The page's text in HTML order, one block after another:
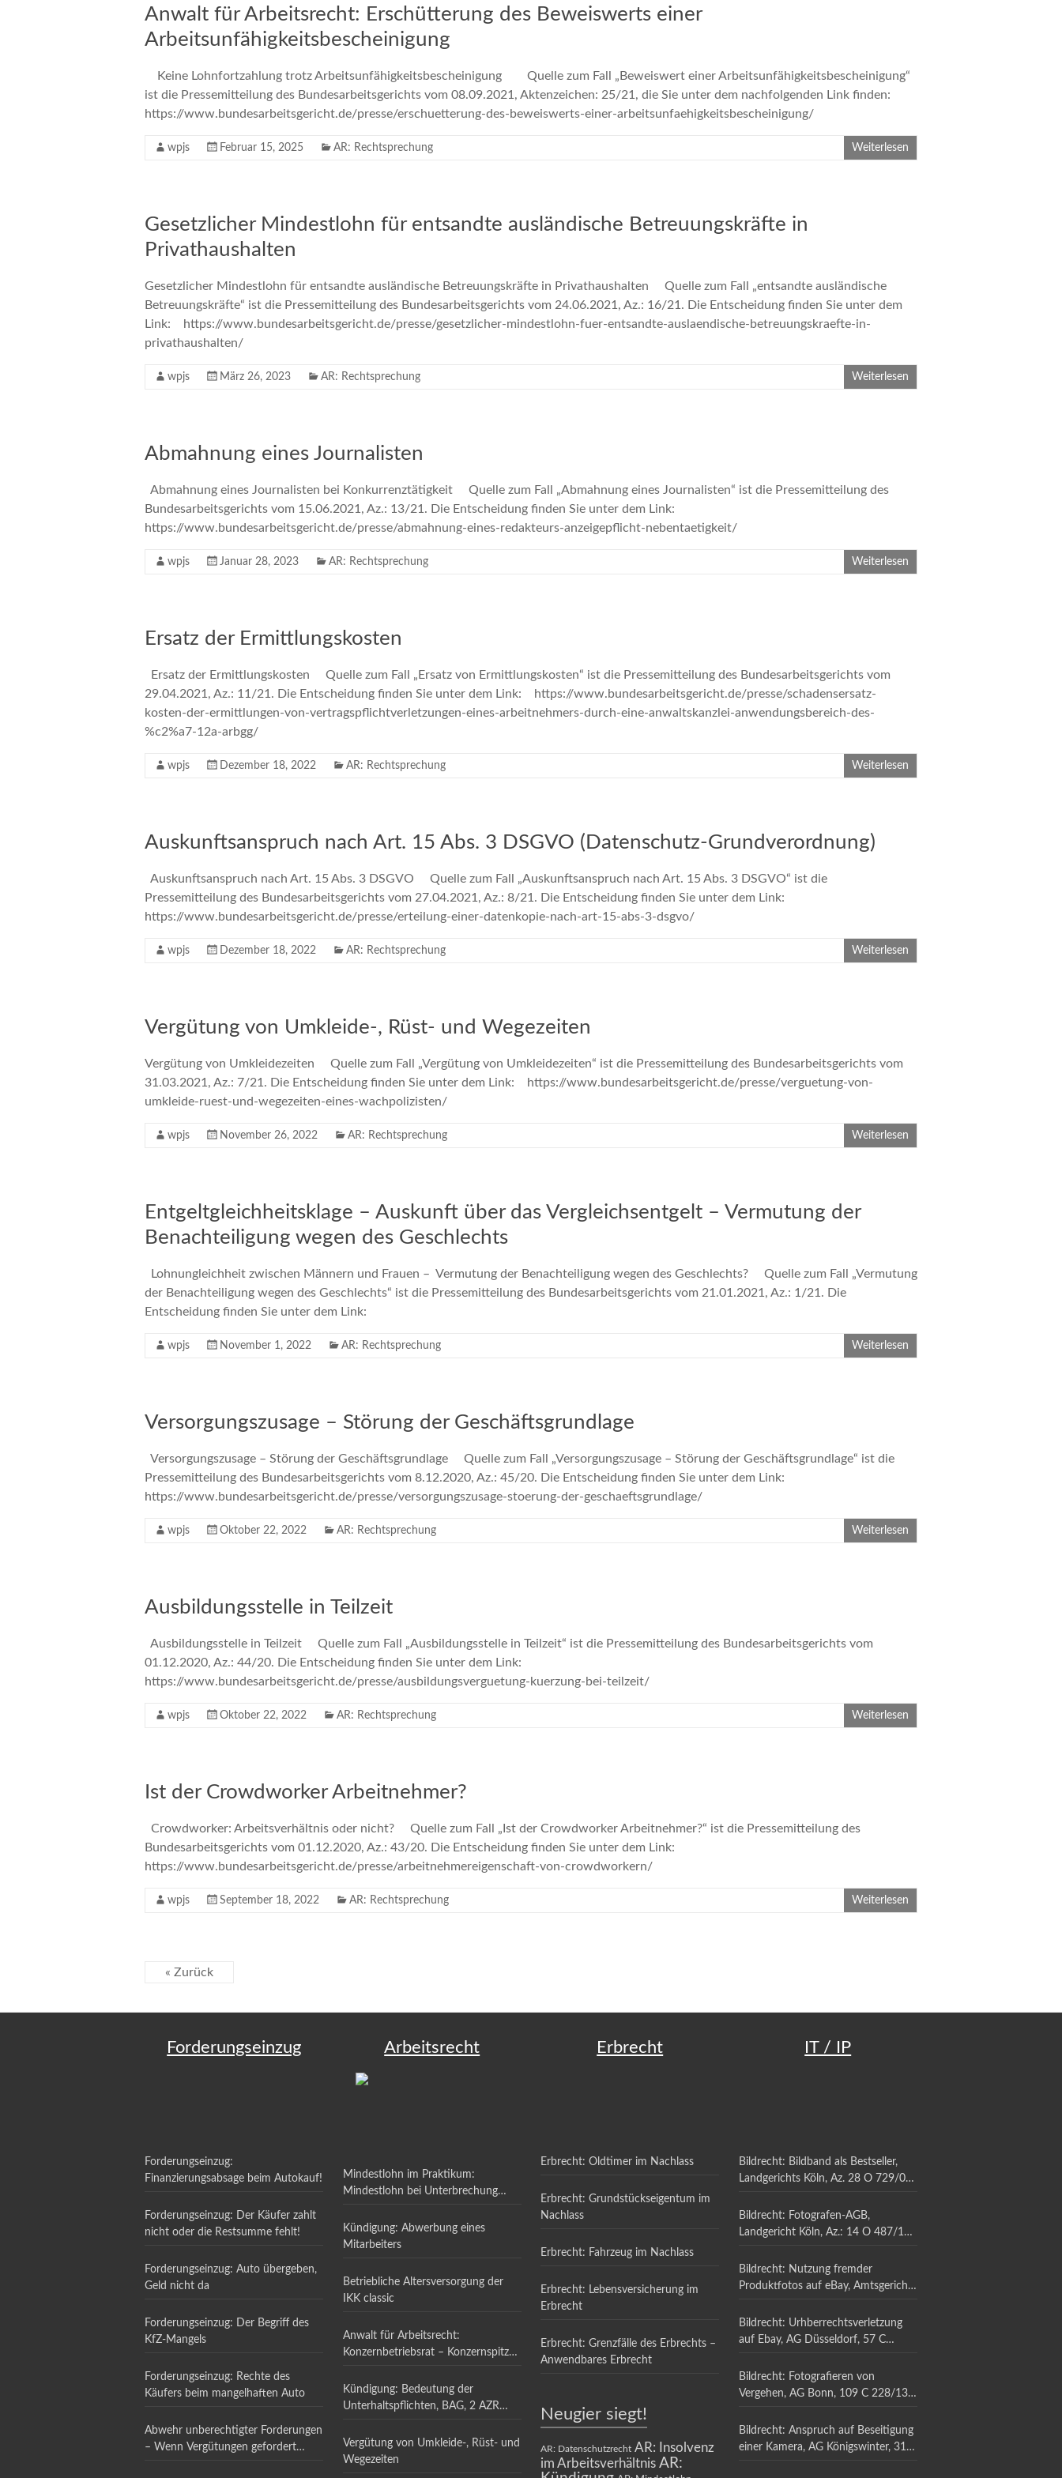
Anwalt für Arbeitsrecht: Erschütterung des Beweiswerts einer
Arbeitsunfähigkeitsbescheinigung
Keine Lohnfortzahlung trotz Arbeitsunfähigkeitsbescheinigung Quelle zum Fall „Beweiswert einer Arbeitsunfähigkeitsbescheinigung“
ist die Pressemitteilung des Bundesarbeitsgerichts vom 08.09.2021, Aktenzeichen: 25/21, die Sie unter dem nachfolgenden Link finden:
https://www.bundesarbeitsgericht.de/presse/erschuetterung-des-beweiswerts-einer-arbeitsunfaehigkeitsbescheinigung/
wpjs Februar 15, 2025 AR: Rechtsprechung Weiterlesen
Gesetzlicher Mindestlohn für entsandte ausländische Betreuungskräfte in
Privathaushalten
Gesetzlicher Mindestlohn für entsandte ausländische Betreuungskräfte in Privathaushalten Quelle zum Fall „entsandte ausländische
Betreuungskräfte“ ist die Pressemitteilung des Bundesarbeitsgerichts vom 24.06.2021, Az.: 16/21. Die Entscheidung finden Sie unter dem
Link: https://www.bundesarbeitsgericht.de/presse/gesetzlicher-mindestlohn-fuer-entsandte-auslaendische-betreuungskraefte-in-
privathaushalten/
wpjs März 26, 2023 AR: Rechtsprechung Weiterlesen
Abmahnung eines Journalisten
Abmahnung eines Journalisten bei Konkurrenztätigkeit Quelle zum Fall „Abmahnung eines Journalisten“ ist die Pressemitteilung des
Bundesarbeitsgerichts vom 15.06.2021, Az.: 13/21. Die Entscheidung finden Sie unter dem Link:
https://www.bundesarbeitsgericht.de/presse/abmahnung-eines-redakteurs-anzeigepflicht-nebentaetigkeit/
wpjs Januar 28, 2023 AR: Rechtsprechung Weiterlesen
Ersatz der Ermittlungskosten
Ersatz der Ermittlungskosten Quelle zum Fall „Ersatz von Ermittlungskosten“ ist die Pressemitteilung des Bundesarbeitsgerichts vom
29.04.2021, Az.: 11/21. Die Entscheidung finden Sie unter dem Link: https://www.bundesarbeitsgericht.de/presse/schadensersatz-
kosten-der-ermittlungen-von-vertragspflichtverletzungen-eines-arbeitnehmers-durch-eine-anwaltskanzlei-anwendungsbereich-des-
%c2%a7-12a-arbgg/
wpjs Dezember 18, 2022 AR: Rechtsprechung Weiterlesen
Auskunftsanspruch nach Art. 15 Abs. 3 DSGVO (Datenschutz-Grundverordnung)
Auskunftsanspruch nach Art. 15 Abs. 3 DSGVO Quelle zum Fall „Auskunftsanspruch nach Art. 15 Abs. 3 DSGVO“ ist die
Pressemitteilung des Bundesarbeitsgerichts vom 27.04.2021, Az.: 8/21. Die Entscheidung finden Sie unter dem Link:
https://www.bundesarbeitsgericht.de/presse/erteilung-einer-datenkopie-nach-art-15-abs-3-dsgvo/
wpjs Dezember 18, 2022 AR: Rechtsprechung Weiterlesen
Vergütung von Umkleide-, Rüst- und Wegezeiten
Vergütung von Umkleidezeiten Quelle zum Fall „Vergütung von Umkleidezeiten“ ist die Pressemitteilung des Bundesarbeitsgerichts vom
31.03.2021, Az.: 7/21. Die Entscheidung finden Sie unter dem Link: https://www.bundesarbeitsgericht.de/presse/verguetung-von-
umkleide-ruest-und-wegezeiten-eines-wachpolizisten/
wpjs November 26, 2022 AR: Rechtsprechung Weiterlesen
Entgeltgleichheitsklage – Auskunft über das Vergleichsentgelt – Vermutung der
Benachteiligung wegen des Geschlechts
Lohnungleichheit zwischen Männern und Frauen – Vermutung der Benachteiligung wegen des Geschlechts? Quelle zum Fall „Vermutung
der Benachteiligung wegen des Geschlechts“ ist die Pressemitteilung des Bundesarbeitsgerichts vom 21.01.2021, Az.: 1/21. Die
Entscheidung finden Sie unter dem Link:
wpjs November 1, 2022 AR: Rechtsprechung Weiterlesen
Versorgungszusage – Störung der Geschäftsgrundlage
Versorgungszusage – Störung der Geschäftsgrundlage Quelle zum Fall „Versorgungszusage – Störung der Geschäftsgrundlage“ ist die
Pressemitteilung des Bundesarbeitsgerichts vom 8.12.2020, Az.: 45/20. Die Entscheidung finden Sie unter dem Link:
https://www.bundesarbeitsgericht.de/presse/versorgungszusage-stoerung-der-geschaeftsgrundlage/
wpjs Oktober 22, 2022 AR: Rechtsprechung Weiterlesen
Ausbildungsstelle in Teilzeit
Ausbildungsstelle in Teilzeit Quelle zum Fall „Ausbildungsstelle in Teilzeit“ ist die Pressemitteilung des Bundesarbeitsgerichts vom
01.12.2020, Az.: 44/20. Die Entscheidung finden Sie unter dem Link:
https://www.bundesarbeitsgericht.de/presse/ausbildungsverguetung-kuerzung-bei-teilzeit/
wpjs Oktober 22, 2022 AR: Rechtsprechung Weiterlesen
Ist der Crowdworker Arbeitnehmer?
Crowdworker: Arbeitsverhältnis oder nicht? Quelle zum Fall „Ist der Crowdworker Arbeitnehmer?“ ist die Pressemitteilung des
Bundesarbeitsgerichts vom 01.12.2020, Az.: 43/20. Die Entscheidung finden Sie unter dem Link:
https://www.bundesarbeitsgericht.de/presse/arbeitnehmereigenschaft-von-crowdworkern/
wpjs September 18, 2022 AR: Rechtsprechung Weiterlesen
« Zurück
Forderungseinzug
Forderungseinzug:
Finanzierungsabsage beim Autokauf!
Forderungseinzug: Der Käufer zahlt
nicht oder die Restsumme fehlt!
Forderungseinzug: Auto übergeben,
Geld nicht da
Forderungseinzug: Der Begriff des
KfZ-Mangels
Forderungseinzug: Rechte des
Käufers beim mangelhaften Auto
Abwehr unberechtigter Forderungen
– Wenn Vergütungen gefordert
Arbeitsrecht
Mindestlohn im Praktikum:
Mindestlohn bei Unterbrechung
Kündigung: Abwerbung eines
Mitarbeiters
Betriebliche Altersversorgung der
IKK classic
Anwalt für Arbeitsrecht:
Konzernbetriebsrat – Konzernspitze
Kündigung: Bedeutung der
Unterhaltspflichten, BAG, 2 AZR
Vergütung von Umkleide-, Rüst- und
Wegezeiten
Erbrecht
Erbrecht: Oldtimer im Nachlass
Erbrecht: Grundstückseigentum im
Nachlass
Erbrecht: Fahrzeug im Nachlass
Erbrecht: Lebensversicherung im
Erbrecht
Erbrecht: Grenzfälle des Erbrechts –
Anwendbares Erbrecht
Neugier siegt!
AR: Datenschutzrecht AR: Insolvenz
im Arbeitsverhältnis AR:
IT / IP
Bildrecht: Bildband als Bestseller,
Landgerichts Köln, Az. 28 O 729/07,
Bildrecht: Fotografen-AGB,
Landgericht Köln, Az.: 14 O 487/18,
Bildrecht: Nutzung fremder
Produktfotos auf eBay, Amtsgericht
14.12.2011,
Bildrecht: Urhberrechtsverletzung
auf Ebay, AG Düsseldorf, 57 C
Bildrecht: Fotografieren von
Vergehen, AG Bonn, 109 C 228/13,
Bildrecht: Anspruch auf Beseitigung
einer Kamera, AG Königswinter, 31 C